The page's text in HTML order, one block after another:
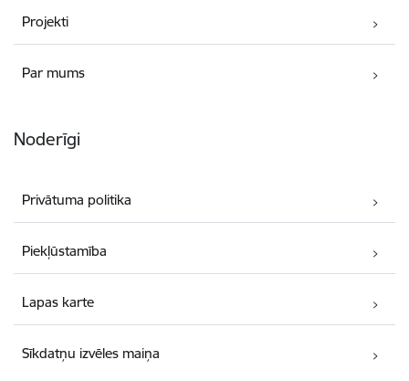
Projekti
Par mums
Noderīgi
Privātuma politika
Piekļūstamība
Lapas karte
Sīkdatņu izvēles maiņa